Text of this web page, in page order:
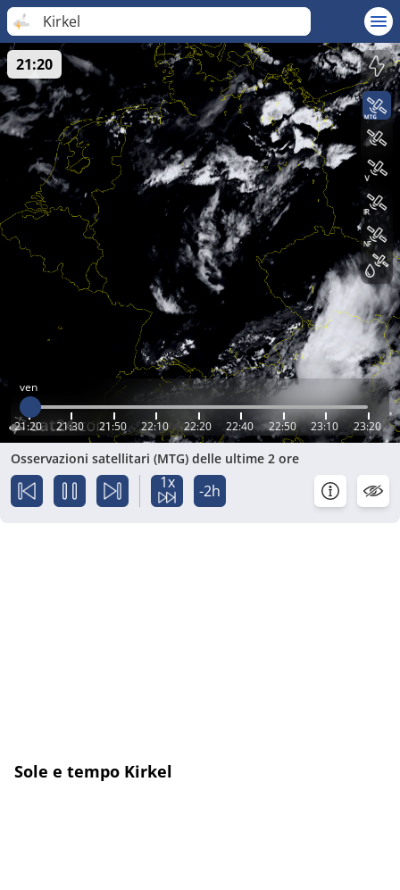
Kirkel
ven
21:20 21:30 21:50 22:10 22:20 22:40 22:50 23:10 23:20
21:20
Osservazioni satellitari (MTG) delle ultime 2 ore
1x -2h
Sole e tempo Kirkel